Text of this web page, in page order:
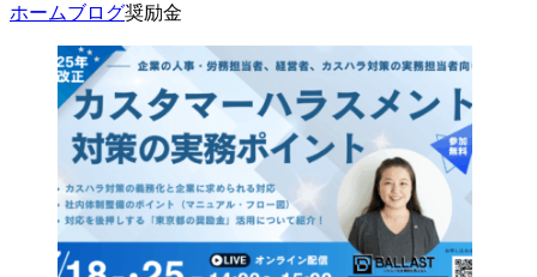
ホームブログ奨励金